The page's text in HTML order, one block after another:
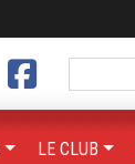
LE CLUB